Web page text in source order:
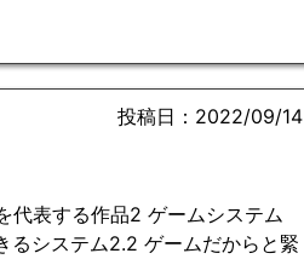
投稿日：2022/09/14
代表する作品2 ゲームシステム
るシステム2.2 ゲームだからと緊